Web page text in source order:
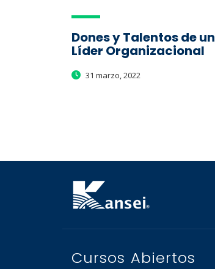
Dones y Talentos de un
Líder Organizacional
31 marzo, 2022
Cursos Abiertos